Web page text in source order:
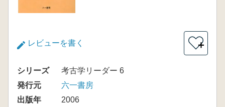
レビューを書く ＋
シリーズ
考古学リーダー 6
発行元
六一書房
出版年
2006